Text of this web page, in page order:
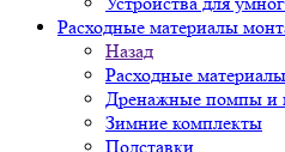
Расходные материалы
Назад
Расходные
Дренажные помпы и
Зимние комплекты
Подставки